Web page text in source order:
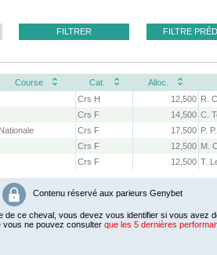
FILTRER FILTRE
Course Cat. Alloc.
Crs H 12,500 R.
Crs F 14,500 C.
Nationale Crs F 17,500 P.
Crs F 12,500 M.
Crs F 12,500 T.
Contenu réservé aux parieurs Genybet
de ce cheval, vous devez vous identifier si vous avez
vous ne pouvez consulter que les 5 dernières